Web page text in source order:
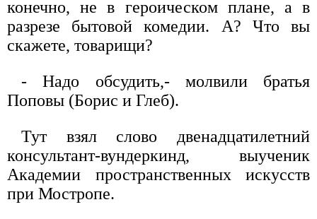
конечно, не в героическом плане, а в
разрезе бытовой комедии. А? Что вы
скажете, товарищи?
- Надо обсудить,- молвили братья
Поповы (Борис и Глеб).
Тут взял слово двенадцатилетний
консультант-вундеркинд, выученик
Академии пространственных искусств
при Мостропе.